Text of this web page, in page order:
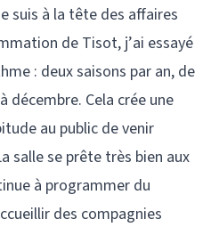
suis à la tête des affaires
de Tisot, j’ai essayé
: deux saisons par an, de
décembre. Cela crée une
au public de venir
salle se prête très bien aux
à programmer du
des compagnies